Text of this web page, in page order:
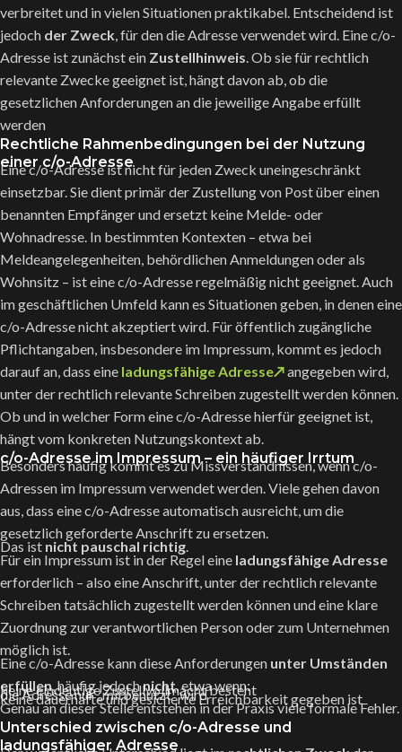
verbreitet und in vielen Situationen praktikabel. Entscheidend ist
jedoch der Zweck , für den die Adresse verwendet wird. Eine c/o-
Adresse ist zunächst ein Zustellhinweis . Ob sie für rechtlich
relevante Zwecke geeignet ist, hängt davon ab, ob die
gesetzlichen Anforderungen an die jeweilige Angabe erfüllt
werden
Rechtliche Rahmenbedingungen bei der Nutzung
einer c/o-Adresse
Eine c/o-Adresse ist nicht für jeden Zweck uneingeschränkt
einsetzbar. Sie dient primär der Zustellung von Post über einen
benannten Empfänger und ersetzt keine Melde- oder
Wohnadresse. In bestimmten Kontexten – etwa bei
Meldeangelegenheiten, behördlichen Anmeldungen oder als
Wohnsitz – ist eine c/o-Adresse regelmäßig nicht geeignet. Auch
im geschäftlichen Umfeld kann es Situationen geben, in denen eine
c/o-Adresse nicht akzeptiert wird. Für öffentlich zugängliche
Pflichtangaben, insbesondere im Impressum, kommt es jedoch
darauf an, dass eine ladungsfähige Adresse↗angegeben wird,
unter der rechtlich relevante Schreiben zugestellt werden können.
Ob und in welcher Form eine c/o-Adresse hierfür geeignet ist,
hängt vom konkreten Nutzungskontext ab.
c/o-Adresse im Impressum – ein häufiger Irrtum
Besonders häufig kommt es zu Missverständnissen, wenn c/o-
Adressen im Impressum verwendet werden. Viele gehen davon
aus, dass eine c/o-Adresse automatisch ausreicht, um die
gesetzlich geforderte Anschrift zu ersetzen.
Das ist nicht pauschal richtig
Für ein Impressum ist in der Regel eine ladungsfähige Adresse
erforderlich – also eine Anschrift, unter der rechtlich relevante
Schreiben tatsächlich zugestellt werden können und eine klare
Zuordnung zur verantwortlichen Person oder zum Unternehmen
möglich ist.
Eine c/o-Adresse kann diese Anforderungen unter Umständen
erfüllen, häufig jedochnicht, etwa wenn:
keine eindeutige Zustellvollmacht besteht
die Adresse nur „mitbenutzt“ wird
keine dauerhafte und gesicherte Erreichbarkeit gegeben ist
Genau an dieser Stelle entstehen in der Praxis viele formale Fehler.
Unterschied zwischen c/o-Adresse und
ladungsfähiger Adresse